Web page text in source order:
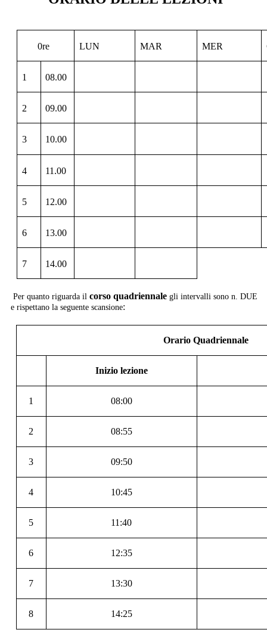
0re LUN MAR MER
1 08.00
2 09.00
3 10.00
4 11.00
5 12.00
6 13.00
7 14.00
Per quanto riguarda il corso quadriennalegli intervalli sono n. DUE
e rispettano la seguente scansione:
Orario Quadriennale
Inizio lezione
1 08:00
2 08:55
3 09:50
4 10:45
5 11:40
6 12:35
7 13:30
8 14:25